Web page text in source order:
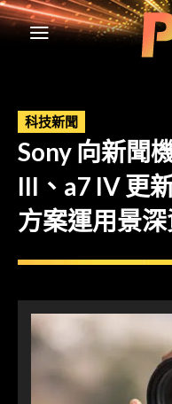
科技新聞
Sony 向新聞
III、a7 IV 更
方案運用景